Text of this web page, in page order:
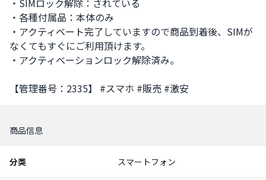
・SIMロック解除：されている
・各種付属品：本体のみ
・アクティベート完了していますので商品到着後、SIMが
なくてもすぐにご利用頂けます。
・アクティべーションロック解除済み。
【管理番号：2335】 #スマホ #販売 #激安
商品信息
分类 スマートフォン